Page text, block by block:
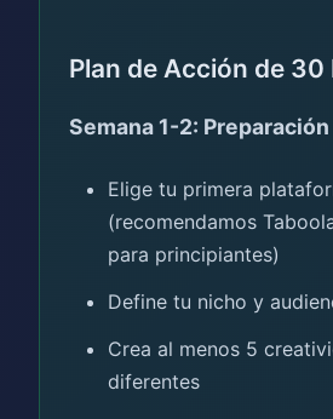
Plan de Acción de 30
Semana 1-2: Preparación
Elige tu primera
(recomendamos
para principiantes)
Define tu nicho y
Crea al menos 5
diferentes